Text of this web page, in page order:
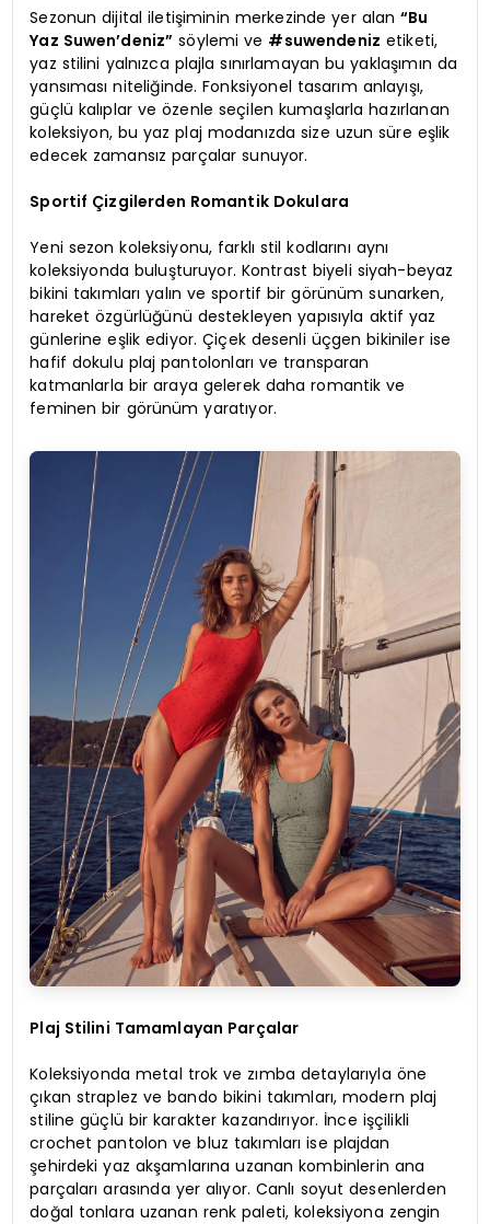
Sezonun dijital iletişiminin merkezinde yer alan“Bu
Yaz Suwen’deniz” söylemi ve #suwendeniz etiketi,
yaz stilini yalnızca plajla sınırlamayan bu yaklaşımın da
yansıması niteliğinde. Fonksiyonel tasarım anlayışı,
güçlü kalıplar ve özenle seçilen kumaşlarla hazırlanan
koleksiyon, bu yaz plaj modanızda size uzun süre eşlik
edecek zamansız parçalar sunuyor.
Sportif Çizgilerden Romantik Dokulara
Yeni sezon koleksiyonu, farklı stil kodlarını aynı
koleksiyonda buluşturuyor. Kontrast biyeli siyah-beyaz
bikini takımları yalın ve sportif bir görünüm sunarken,
hareket özgürlüğünü destekleyen yapısıyla aktif yaz
günlerine eşlik ediyor. Çiçek desenli üçgen bikiniler ise
hafif dokulu plaj pantolonları ve transparan
katmanlarla bir araya gelerek daha romantik ve
feminen bir görünüm yaratıyor.
Plaj Stilini Tamamlayan Parçalar
Koleksiyonda metal trok ve zımba detaylarıyla öne
çıkan straplez ve bando bikini takımları, modern plaj
stiline güçlü bir karakter kazandırıyor. İnce işçilikli
crochet pantolon ve bluz takımları ise plajdan
şehirdeki yaz akşamlarına uzanan kombinlerin ana
parçaları arasında yer alıyor. Canlı soyut desenlerden
doğal tonlara uzanan renk paleti, koleksiyona zengin